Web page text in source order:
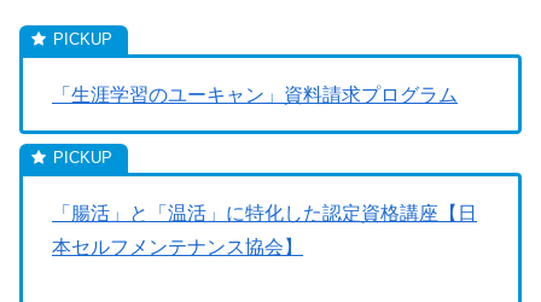
「生涯学習のユーキャン」資料請求プログラム
「腸活」と「温活」に特化した認定資格講座【日
本セルフメンテナンス協会】